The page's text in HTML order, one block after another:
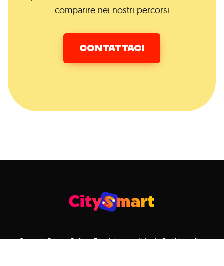
comparire nei nostri percorsi
CONTATTACI
Contatti Privacy Policy Termini e condizioni Cookie policy